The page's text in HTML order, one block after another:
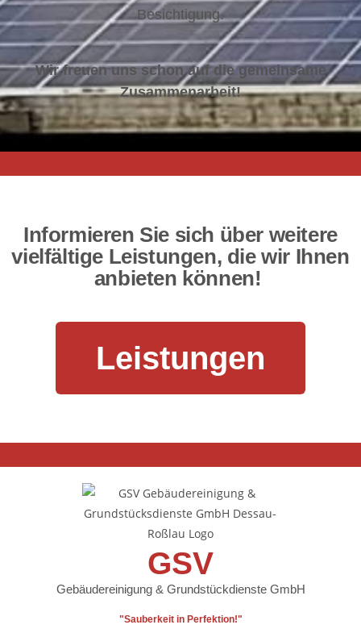
Besichtigung.
Wir freuen uns schon auf die gemeinsame
Zusammenarbeit!
Informieren Sie sich über weitere
vielfältige Leistungen, die wir Ihnen
anbieten können!
Leistungen
GSV
Gebäudereinigung & Grundstückdienste GmbH
"Sauberkeit in Perfektion!"